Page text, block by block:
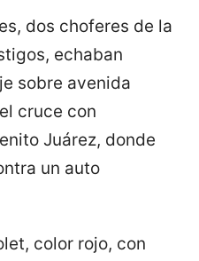
dos choferes de la
echaban
sobre avenida
cruce con
Juárez, donde
un auto
color rojo, con